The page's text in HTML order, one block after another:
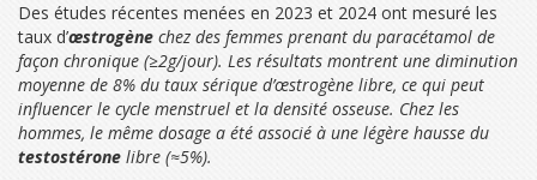
Des études récentes menées en 2023 et 2024 ont mesuré les
taux d’œstrogène chez des femmes prenant du paracétamol de
façon chronique (≥2g/jour). Les résultats montrent une diminution
moyenne de 8% du taux sérique d’œstrogène libre, ce qui peut
influencer le cycle menstruel et la densité osseuse. Chez les
hommes, le même dosage a été associé à une légère hausse du
testostérone libre (≈5%).